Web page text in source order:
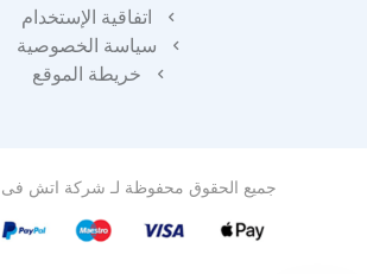
اتفاقية الإستخدام
سياسة الخصوصية
خريطة الموقع
جميع الحقوق محفوظة لـ شركة اتش